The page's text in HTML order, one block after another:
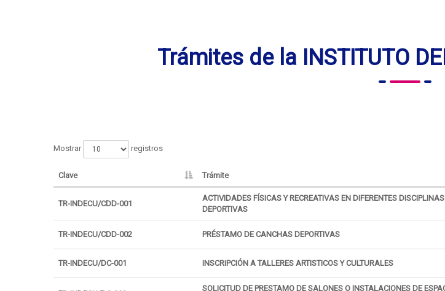
Trámites de la INSTITUTO
Mostrar registros
Clave Trámite
TR-INDECU/CDD-001
ACTIVIDADES FÍSICAS Y RECREATIVAS EN DIFERENTES DISCIPLINAS
DEPORTIVAS
TR-INDECU/CDD-002 PRÉSTAMO DE CANCHAS DEPORTIVAS
TR-INDECU/DC-001 INSCRIPCIÓN A TALLERES ARTISTICOS Y CULTURALES
SOLICITUD DE PRESTAMO DE SALONES O INSTALACIONES DE